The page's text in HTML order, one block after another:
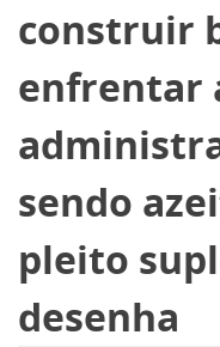
Cidades
Política
Opinião
Informe especial
construir
enfrentar
sendo
pleito
desenha